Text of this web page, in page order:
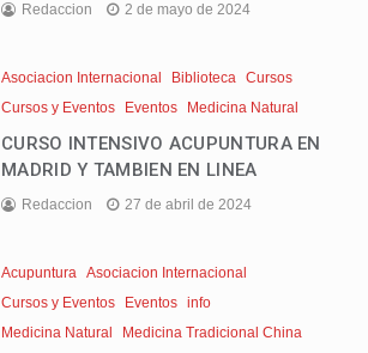
Redaccion 2 de mayo de 2024
Asociacion Internacional Biblioteca Cursos
Cursos y Eventos
Eventos Medicina Natural
CURSO INTENSIVO ACUPUNTURA EN
MADRID Y TAMBIEN EN LINEA
Redaccion 27 de abril de 2024
Acupuntura Asociacion Internacional
Cursos y Eventos
Eventos info
Medicina Natural
Medicina Tradicional China